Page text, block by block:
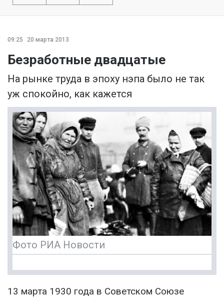
09:25 20 марта 2013
Безработные двадцатые
На рынке труда в эпоху нэпа было не так
уж спокойно, как кажется
Фото РИА Новости
13 марта 1930 года в Советском Союзе